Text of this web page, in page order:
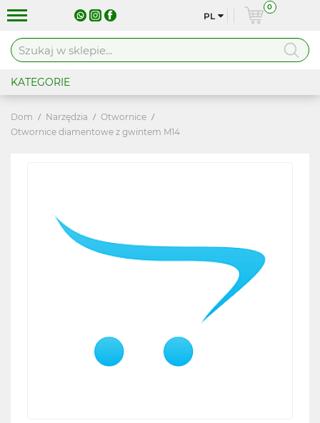
PL
0
KATEGORIE
Dom Narzędzia
Otwornice
Otwornice diamentowe z gwintem M14